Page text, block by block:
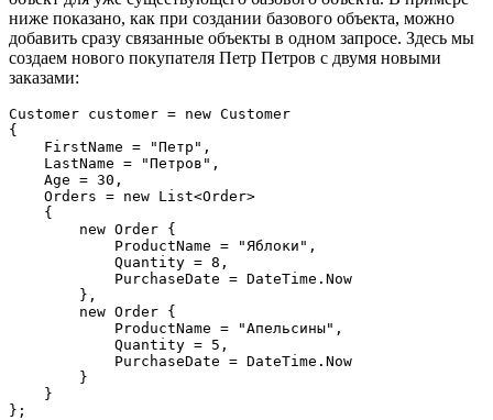
ниже показано, как при создании базового объекта, можно
добавить сразу связанные объекты в одном запросе. Здесь мы
создаем нового покупателя Петр Петров с двумя новыми
заказами:
Customer customer = new Customer
{
    FirstName =
"Петр" ,
    LastName =
"Петров" ,
    Age =
30 ,
    Orders =
new List<Order>
    {
new Order {
            ProductName =
"Яблоки" ,
            Quantity =
8 ,
            PurchaseDate = DateTime.Now
        },
new Order {
            ProductName =
"Апельсины" ,
            Quantity =
5 ,
            PurchaseDate = DateTime.Now
        }
    }
};